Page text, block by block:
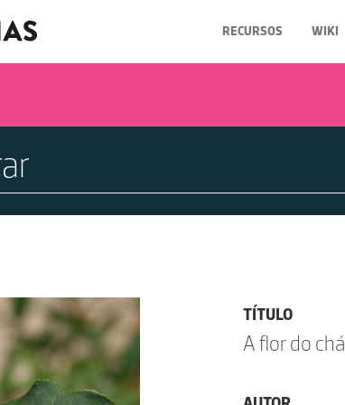
RECURSOS WIKI
TÍTULO
A flor do chá